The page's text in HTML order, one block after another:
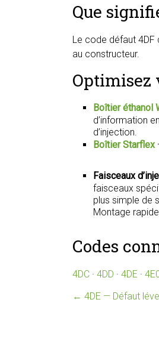
Que
Le code défaut 4DF
au constructeur.
Optimisez
Boîtier éthanol
d’information
d’injection.
Boîtier Starflex
Faisceaux
faisceaux
plus simple de
Montage
Codes
4DC · 4DD · 4DE ·
← 4DE — Défaut